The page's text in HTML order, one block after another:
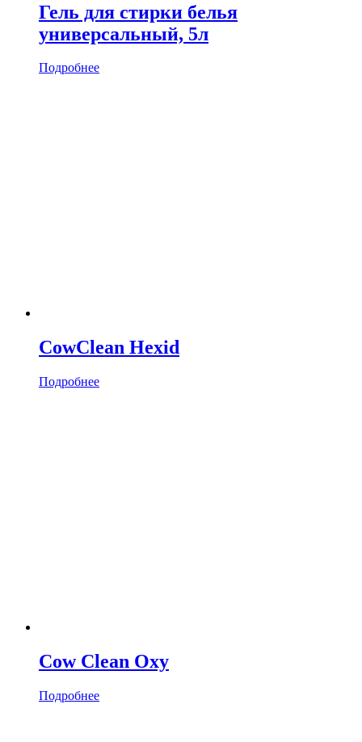
Гель для стирки белья
универсальный, 5л
Подробнее
CowClean Hexid
Подробнее
Cow Clean Oxy
Подробнее